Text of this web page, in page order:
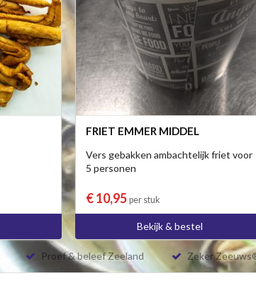
FRIET EMMER MIDDEL
Vers gebakken ambachtelijk friet voor
5 personen
€ 10,95 per stuk
Bekijk & bestel
Proef & beleef Zeeland Zeker